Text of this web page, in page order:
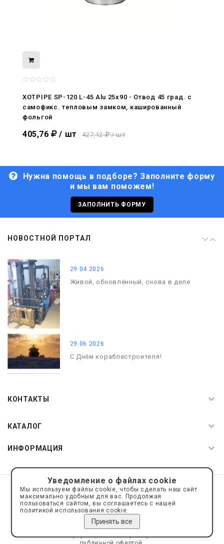
XOTPIPE SP-120 L-45 Alu 25x90 - Отвод 45 град. c
самофикс. тепловым замком, кашированный
фольгой
405,76 / шт 427,12 / шт
Нужна помощь в подборе? Заполните форму
и мы вам поможем!
ЗАПОЛНИТЬ ФОРМУ
НОВОСТНОЙ ПОРТАЛ
нами
29.06.2026
С Днём кораблестроителя!
С Днём Победы. Память, которая с
29.04.2026
Живой, обновлённый, снова в деле
29.06.2026
С Днём кораблестроителя!
КОНТАКТЫ
КАТАЛОГ
ИНФОРМАЦИЯ
© 2019—2026 Интернет пространство АкваРос
sale@a-ros.ru
Политика конфиденциальности
Политика обработки персональных данных
Сайт носит информационный характер и не является
Уведомление о файлах cookie
Мы используем файлы cookie, чтобы сделать наш сайт
максимально удобным для вас. Продолжая
пользоваться сайтом, вы соглашаетесь с нашей
политикой использования cookie.
Принять все